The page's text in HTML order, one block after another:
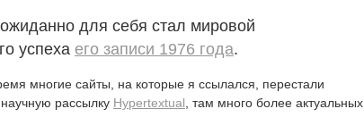
для себя стал мировой
успеха его записи 1976 года.
многие сайты, на которые я ссылался, перестали
рассылку Hypertextual , там много более актуальных